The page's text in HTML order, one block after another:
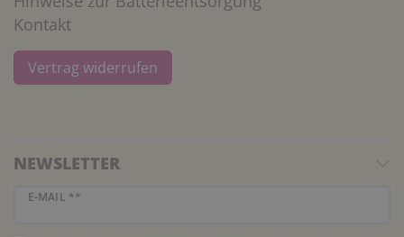
Kontakt
Vertrag widerrufen
NEWSLETTER
E-MAIL **
Newsletter Honig